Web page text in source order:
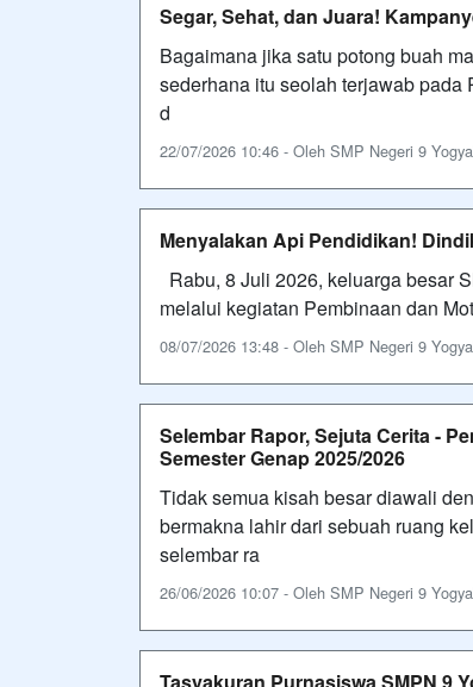
Segar, Sehat, dan Juara!
Bagaimana jika satu potong buah
sederhana itu seolah terjawab pada
d
22/07/2026 10:46 - Oleh SMP Negeri 9
Menyalakan Api Pendidikan!
Rabu, 8 Juli 2026, keluarga besar
melalui kegiatan Pembinaan dan
08/07/2026 13:48 - Oleh SMP Negeri 9
Selembar Rapor, Sejuta Cerita -
Semester Genap 2025/2026
Tidak semua kisah besar diawali
bermakna lahir dari sebuah ruang
selembar ra
26/06/2026 10:07 - Oleh SMP Negeri 9